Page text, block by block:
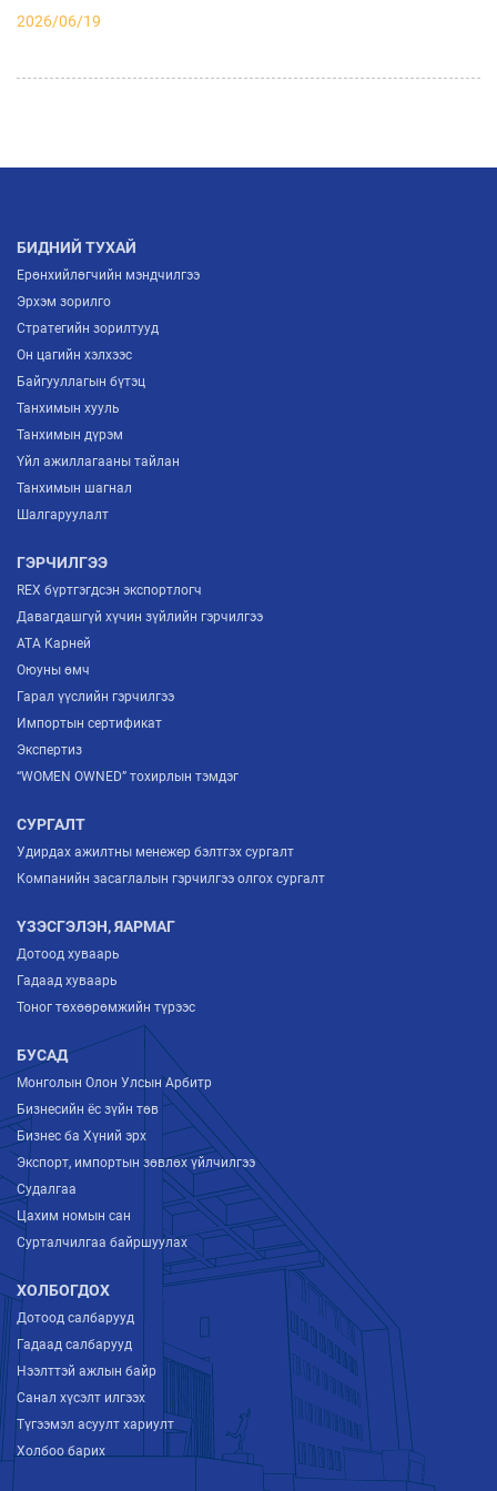
БИЗНЕСИЙН ХАМТЫН АЖИЛЛАГААНЫ ШИНЭ
АЖ ҮЙЛДВЭРИЙН САЛБАРЫН ИРЭЭДҮЙГ
2026/06/19
БИДНИЙ ТУХАЙ
Ерөнхийлөгчийн мэндчилгээ
Эрхэм зорилго
Стратегийн зорилтууд
Он цагийн хэлхээс
Байгууллагын бүтэц
Танхимын хууль
Танхимын дүрэм
Үйл ажиллагааны тайлан
Танхимын шагнал
Шалгаруулалт
ГЭРЧИЛГЭЭ
REX бүртгэгдсэн экспортлогч
Давагдашгүй хүчин зүйлийн гэрчилгээ
ATA Карней
Оюуны өмч
Гарал үүслийн гэрчилгээ
Импортын сертификат
Экспертиз
“WOMEN OWNED” тохирлын тэмдэг
СУРГАЛТ
Удирдах ажилтны менежер бэлтгэх сургалт
Компанийн засаглалын гэрчилгээ олгох сургалт
ҮЗЭСГЭЛЭН, ЯАРМАГ
Дотоод хуваарь
Гадаад хуваарь
Тоног төхөөрөмжийн түрээс
БУСАД
Монголын Олон Улсын Арбитр
Бизнесийн ёс зүйн төв
Бизнес ба Хүний эрх
Экспорт, импортын зөвлөх үйлчилгээ
Судалгаа
Цахим номын сан
Сурталчилгаа байршуулах
ХОЛБОГДОХ
Дотоод салбарууд
Гадаад салбарууд
Нээлттэй ажлын байр
Санал хүсэлт илгээх
Түгээмэл асуулт хариулт
Холбоо барих